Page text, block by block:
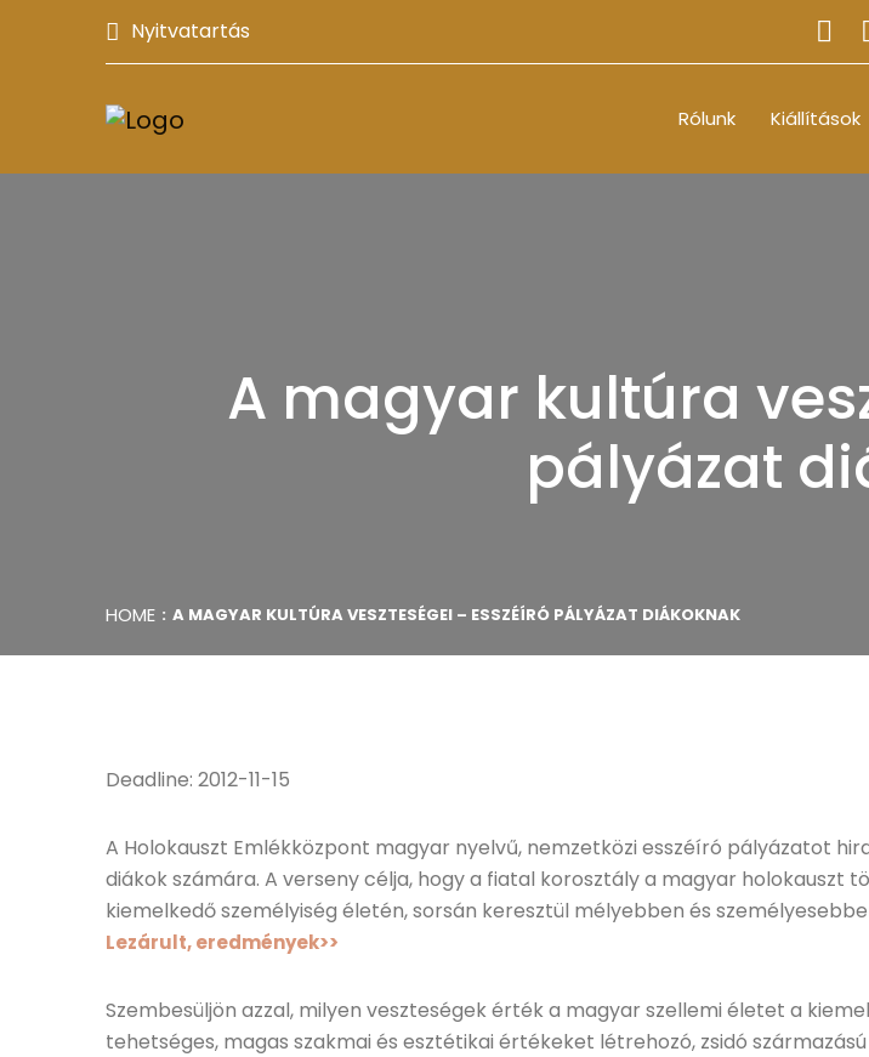
Nyitvatartás
Rólunk Kiállítások
A magyar kultúra
pályázat
HOME A MAGYAR KULTÚRA VESZTESÉGEI – ESSZÉÍRÓ PÁLYÁZAT DIÁKOKNAK
Deadline: 2012-11-15
A Holokauszt Emlékközpont magyar nyelvű, nemzetközi esszéíró pályázatot
diákok számára. A verseny célja, hogy a fiatal korosztály a magyar holokauszt
kiemelkedő személyiség életén, sorsán keresztül mélyebben és
Lezárult, eredmények>>
Szembesüljön azzal, milyen veszteségek érték a magyar szellemi életet a
tehetséges, magas szakmai és esztétikai értékeket létrehozó, zsidó